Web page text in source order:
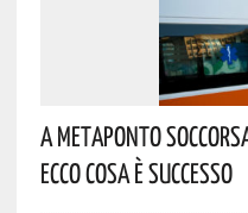
A Metaponto
Ecco Cosa È Successo